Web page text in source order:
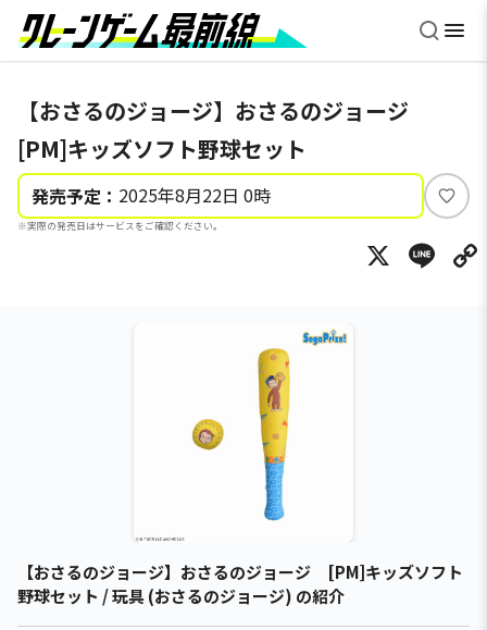
【おさるのジョージ】おさるのジョージ
[PM]キッズソフト野球セット
発売予定： 2025年8月22日 0時
※実際の発売日はサービスをご確認ください。
い
ね
X
【おさるのジョージ】おさるのジョージ [PM]キッズソフト
野球セット / 玩具 (おさるのジョージ) の紹介